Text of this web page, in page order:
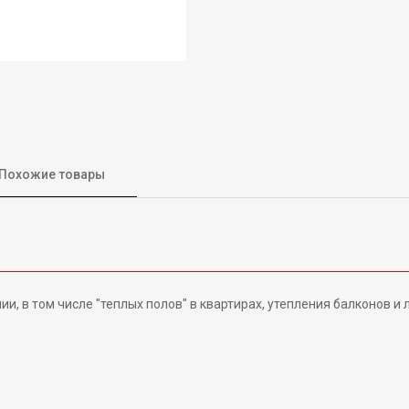
товары
в том числе "теплых полов" в квартирах, утепления балконов